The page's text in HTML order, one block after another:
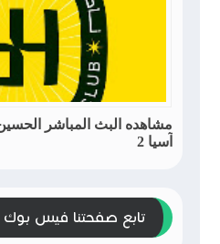
مشاهده البث المباشر
آسيا 2
تابع صفحتنا فيس بوك